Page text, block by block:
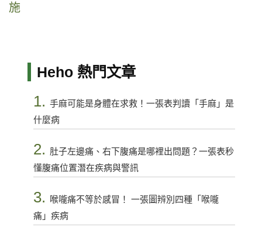
施
Heho 熱門文章
1. 手麻可能是身體在求救！一張表判讀「手麻」是
什麼病
2. 肚子左邊痛、右下腹痛是哪裡出問題？一張表秒
懂腹痛位置潛在疾病與警訊
3.
喉嚨痛不等於感冒！ 一張圖辨別四種「喉嚨
痛」疾病